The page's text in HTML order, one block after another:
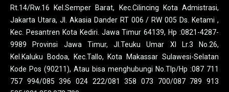
Rt.14/Rw.16 Kel.Semper Barat, Kec.Cilincing Kota Admistrasi,
Jakarta Utara, Jl. Akasia Dander RT 006 / RW 005 Ds. Ketami ,
Kec. Pesantren Kota Kediri. Jawa Timur 64139, Hp :0821-4287-
9989 Provinsi Jawa Timur, Jl.Teuku Umar XI Lr.3 No.26,
Kel.Kaluku Bodoa, Kec.Tallo, Kota Makassar Sulawesi-Selatan
Kode Pos (90211), Atau bisa menghubungi No.Tlp/Hp :087 711
757 994/085 396 024 222/081 358 073 700/087 789 913